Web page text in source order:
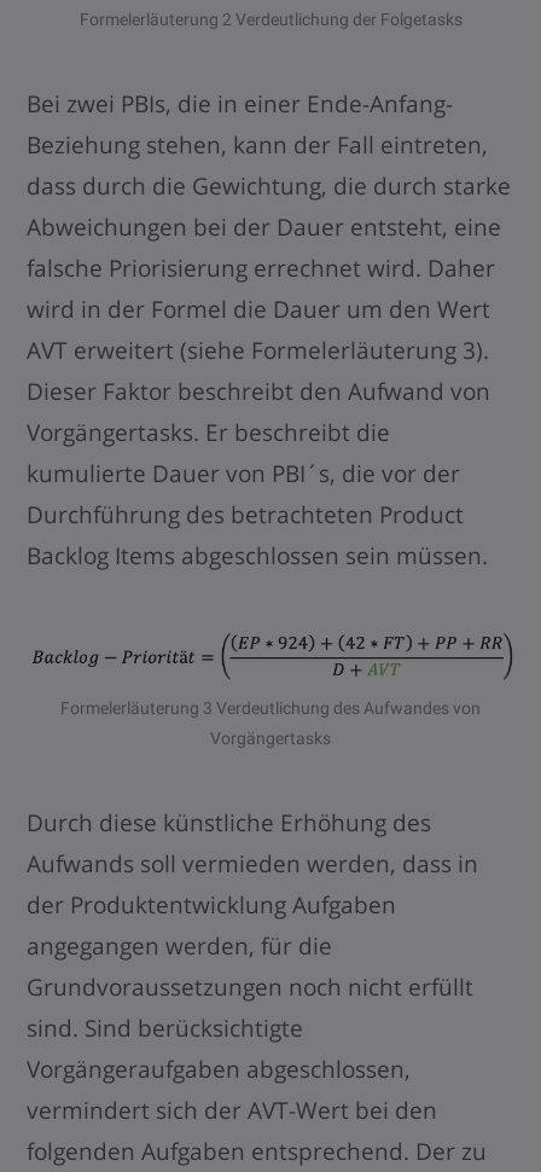
Formelerläuterung 2 Verdeutlichung der Folgetasks
Bei zwei PBIs, die in einer Ende-Anfang-
Beziehung stehen, kann der Fall eintreten,
dass durch die Gewichtung, die durch starke
Abweichungen bei der Dauer entsteht, eine
falsche Priorisierung errechnet wird. Daher
wird in der Formel die Dauer um den Wert
AVT erweitert (siehe Formelerläuterung 3).
Dieser Faktor beschreibt den Aufwand von
Vorgängertasks. Er beschreibt die
kumulierte Dauer von PBI´s, die vor der
Durchführung des betrachteten Product
Backlog Items abgeschlossen sein müssen.
Formelerläuterung 3 Verdeutlichung des Aufwandes von
Vorgängertasks
Durch diese künstliche Erhöhung des
Aufwands soll vermieden werden, dass in
der Produktentwicklung Aufgaben
angegangen werden, für die
Grundvoraussetzungen noch nicht erfüllt
sind. Sind berücksichtigte
Vorgängeraufgaben abgeschlossen,
vermindert sich der AVT-Wert bei den
folgenden Aufgaben entsprechend. Der zu